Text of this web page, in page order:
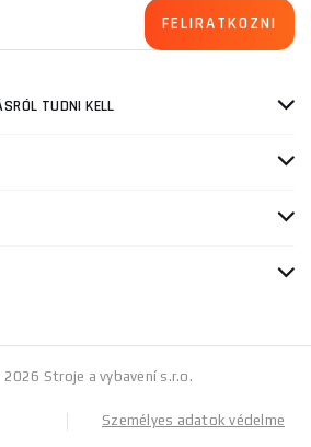
TUDNI KELL
Stroje a vybavení s.r.o.
Személyes adatok védelme